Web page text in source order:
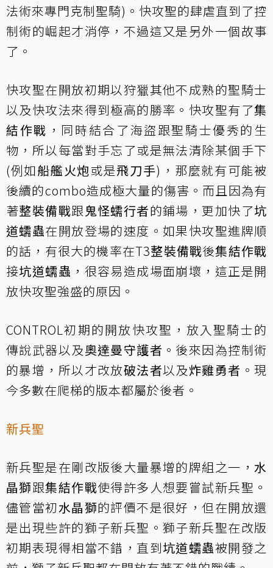
法術來專門克制聖騎)。快攻聖的肆虐直到了控
制術的崛起才消停，不過這又是另外一個故事
了。
快攻聖在開放初期以狩獵其他不成熟的聖騎士
以及快攻法來得到極高的勝率。快攻聖有了集
結作戰 ，同時結合了海盜跟聖騎士優秀的生
物，所以每當對手忘了或是無法清除某個手下
(例如船艦火炮或是飛刀手)，那麼就有可能被
後續的combo造成極大量的傷害。而且因為有
著整裝備戰跟 鬼怪蠕行者的鋪場，更加快了坑
道蠕蟲在開放登場的速度。如果快攻聖進牌順
的話，有很大的機率在T3整裝備戰後集結作戰
接坑道蠕蟲 ，很容易造成場面崩壞，這正是開
放快攻聖強盛的原因。
CONTROL初期的開放快攻聖，放入聖騎士的
傳說武器以及奧達曼守護者 。後來因為控制術
的暴增，所以才改放破法者以及炸雞勇者 。現
今多數在爬梯的版本都屬於後者。
新兵聖
新兵聖是在剛改版後大量暴增的牌組之一， 水
晶獅跟集結作戰使得許多人想要嘗試新兵聖。
儘管當初水晶獅的評價不是很好，但在開放還
是出現些許的獅子新兵聖。獅子新兵聖在改版
初期表現得相當不錯，直到坑道蠕蟲被開發之